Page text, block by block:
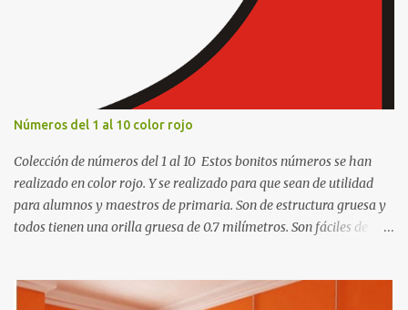
Números del 1 al 10 color rojo
Colección de números del 1 al 10 Estos bonitos números se han
realizado en color rojo. Y se realizado para que sean de utilidad
para alumnos y maestros de primaria. Son de estructura gruesa y
todos tienen una orilla gruesa de 0.7 milímetros. Son fáciles de
matemáticos, para decorar los cumpleaños de los niños, entre